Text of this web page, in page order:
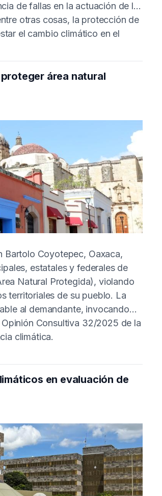
de fallas en la actuación de la
otras cosas, la protección de
el cambio climático en el
área natural
Bartolo Coyotepec, Oaxaca,
estatales y federales de
Natural Protegida), violando
territoriales de su pueblo. La
al demandante, invocando
Consultiva 32/2025 de la
climática.
en evaluación de